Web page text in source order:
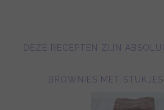
DEZE RECEPTEN ZIJN
BROWNIES MET